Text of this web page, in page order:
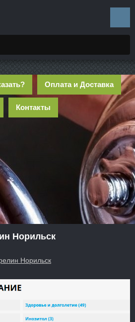
Оплата и Доставка
Контакты
Норильск
Норильск